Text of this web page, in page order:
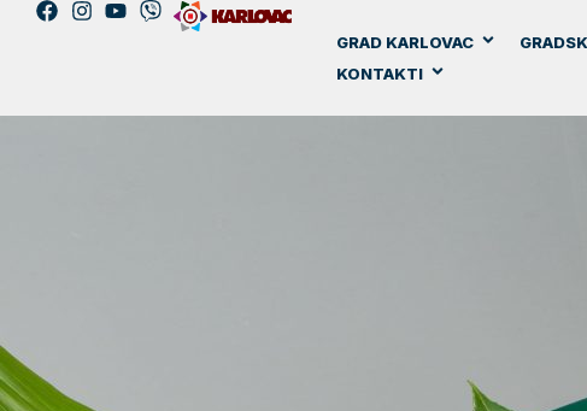
GRAD KARLOVAC
KONTAKTI